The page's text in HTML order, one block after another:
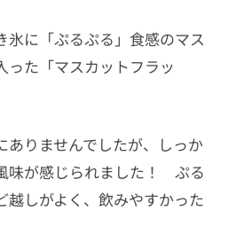
氷に「ぷるぷる」食感のマス
った「マスカットフラッ
ありませんでしたが、しっか
味が感じられました！ ぷる
越しがよく、飲みやすかった